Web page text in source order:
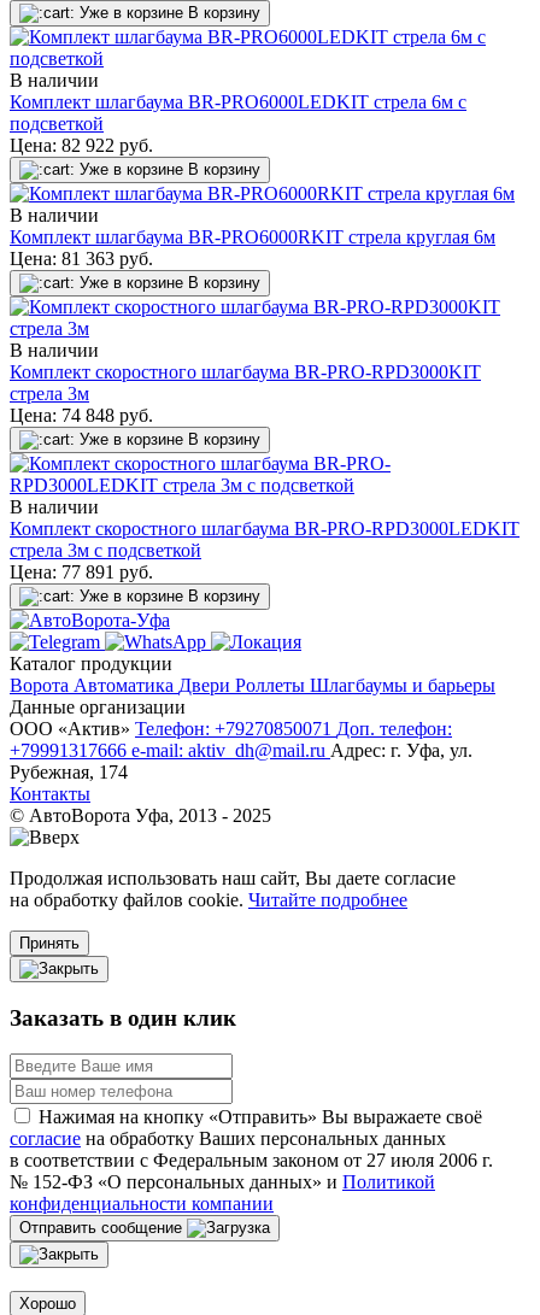
Уже в корзине В корзину
В наличии
Комплект шлагбаума BR-PRO6000LEDKIT стрела 6м с
подсветкой
Цена: 82 922 руб.
Уже в корзине В корзину
В наличии
Комплект шлагбаума BR-PRO6000RKIT стрела круглая 6м
Цена: 81 363 руб.
Уже в корзине В корзину
В наличии
Комплект скоростного шлагбаума BR-PRO-RPD3000KIT
стрела 3м
Цена: 74 848 руб.
Уже в корзине В корзину
В наличии
Комплект скоростного шлагбаума BR-PRO-RPD3000LEDKIT
стрела 3м с подсветкой
Цена: 77 891 руб.
Уже в корзине В корзину
Каталог продукции
Ворота Автоматика Двери Роллеты Шлагбаумы и барьеры
Данные организации
ООО «‎Актив»‎ Телефон: +79270850071 Доп. телефон:
+79991317666 e-mail: aktiv_dh@mail.ru Адрес: г. Уфа, ул.
Рубежная, 174
Контакты
© АвтоВорота Уфа, 2013 - 2025
Продолжая использовать наш сайт, Вы даете согласие
на обработку файлов cookie. Читайте подробнее
Принять
Заказать в один клик
Нажимая на кнопку «Отправить» Вы выражаете своё
согласие на обработку Ваших персональных данных
в соответствии с Федеральным законом от 27 июля 2006 г.
№ 152-ФЗ «О персональных данных» и Политикой
конфиденциальности компании
Отправить сообщение
Хорошо